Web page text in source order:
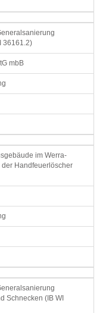
36161.2)
mbB
im Werra-
Handfeuerlöscher
Schnecken (IB WI